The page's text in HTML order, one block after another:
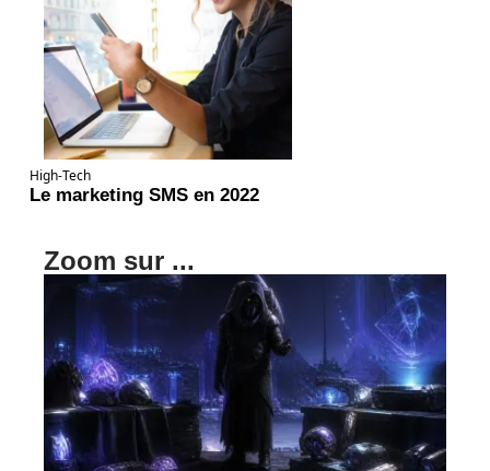
High-Tech
Le marketing SMS en 2022
Zoom sur ...